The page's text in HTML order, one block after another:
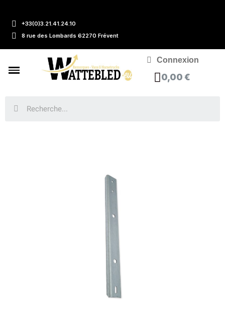
+33(0)3.21.41.24.10
8 rue des Lombards 62270 Frévent
Connexion
0,00 €